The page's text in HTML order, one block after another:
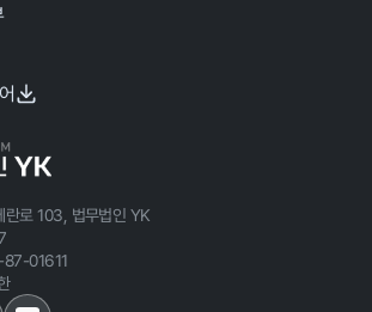
란로 103, 법무법인 YK
01611